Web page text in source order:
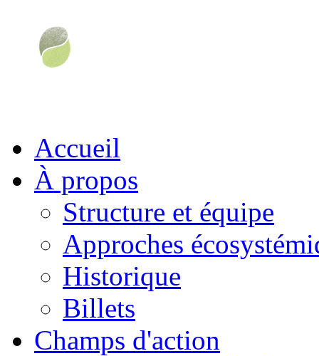
Accueil
À propos
Structure et équipe
Approches
Historique
Billets
Champs d'action